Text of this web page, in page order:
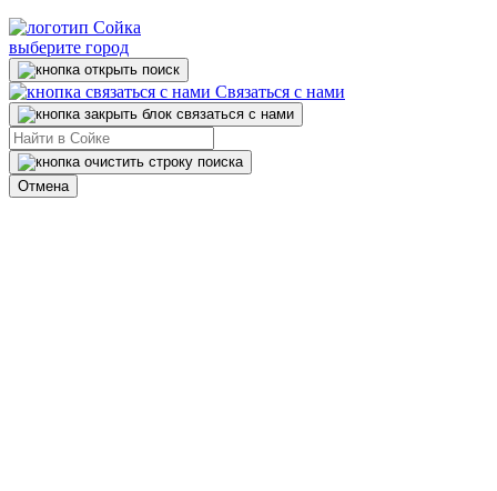
выберите город
Связаться с нами
Отмена